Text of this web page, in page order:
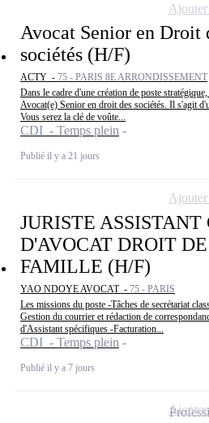
Avocat Senior en Droit
sociétés (H/F)
ACTY - 75 - PARIS 8E ARRONDISSEMENT
Dans le cadre d'une création de poste
Avocat(e) Senior en droit des sociétés. Il s'agit
Vous serez la clé de voûte...
CDI - Temps plein
Publié il y a 21 jours
JURISTE
D'AVOCAT DROIT
FAMILLE (H/F)
YAO NDOYE AVOCAT - 75 - PARIS
Les missions du poste -Tâches de secrétariat
Gestion du courrier et rédaction de
d'Assistant spécifiques -Facturation...
CDI - Temps plein
Publié il y a 7 jours
Ajouter
Ajouter